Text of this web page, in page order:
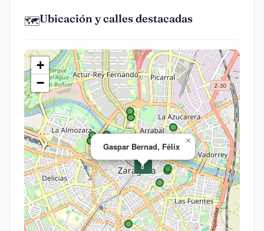
🗺️Ubicación y calles destacadas
💊
Gaspar Bernad, Félix
×
+
−